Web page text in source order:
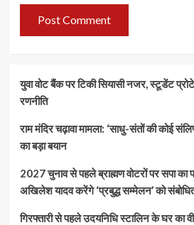
युवा वोट बैंक पर टिकी सियासी नजर, स्टूडेंट
रणनीति
राम मंदिर चढ़ावा मामला: ‘साधु-संतों की कोई
का बड़ा बयान
2027 चुनाव से पहले ब्राह्मण वोटरों पर
अखिलेश यादव करेंगे ‘प्रबुद्ध सम्मेलन’ को
गिरफ्तारी से पहले उदयनिधि स्टालिन के घर का